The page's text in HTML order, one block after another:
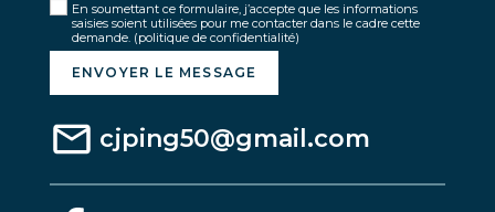
En soumettant ce formulaire, j’accepte que les informations
saisies soient utilisées pour me contacter dans le cadre cette
demande. (politique de confidentialité)
ENVOYER LE MESSAGE
cjping50@gmail.com